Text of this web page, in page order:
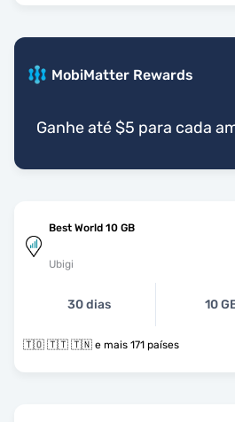
MobiMatter Rewards
Ganhe até $5 para cada
Best World 10 GB
Ubigi
30 dias 10
🇹🇴 🇹🇹 🇹🇳 e mais 171 países